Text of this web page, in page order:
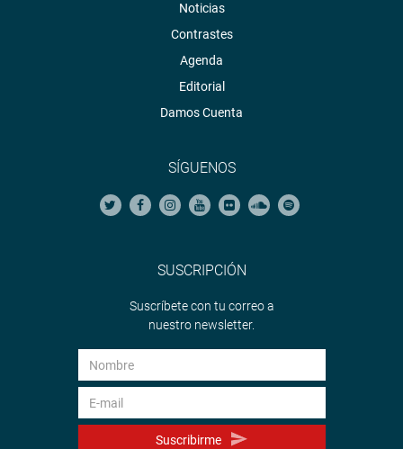
Noticias
Contrastes
Agenda
Editorial
Damos Cuenta
SÍGUENOS
SUSCRIPCIÓN
Suscríbete con tu correo a
nuestro newsletter.
Suscribirme